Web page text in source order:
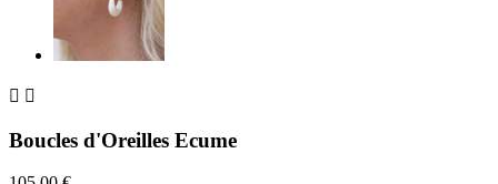
 
Boucles d'Oreilles Ecume